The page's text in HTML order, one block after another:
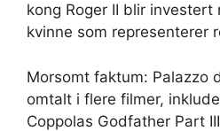
kong Roger II blir investert
kvinne som representerer
Morsomt faktum: Palazzo
omtalt i flere filmer,
Coppolas Godfather Part